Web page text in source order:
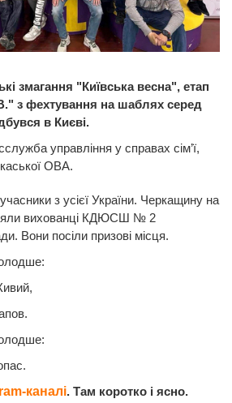
змагання "Київська весна", етап
з фехтування на шаблях серед
в Києві.
управління у справах сім’ї,
ОВА.
з усієї України. Черкащину на
вихованці КДЮСШ № 2
Вони посіли призові місця.
каналі. Там коротко і ясно.